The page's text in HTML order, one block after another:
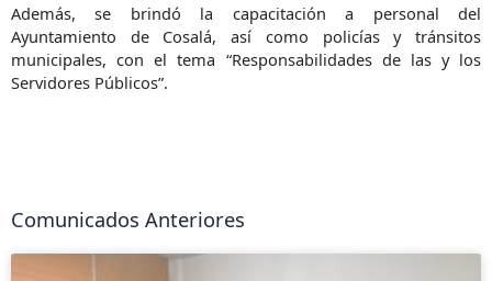
Además, se brindó la capacitación a personal del
Ayuntamiento de Cosalá, así como policías y tránsitos
municipales, con el tema “Responsabilidades de las y los
Servidores Públicos”.
Comunicados Anteriores